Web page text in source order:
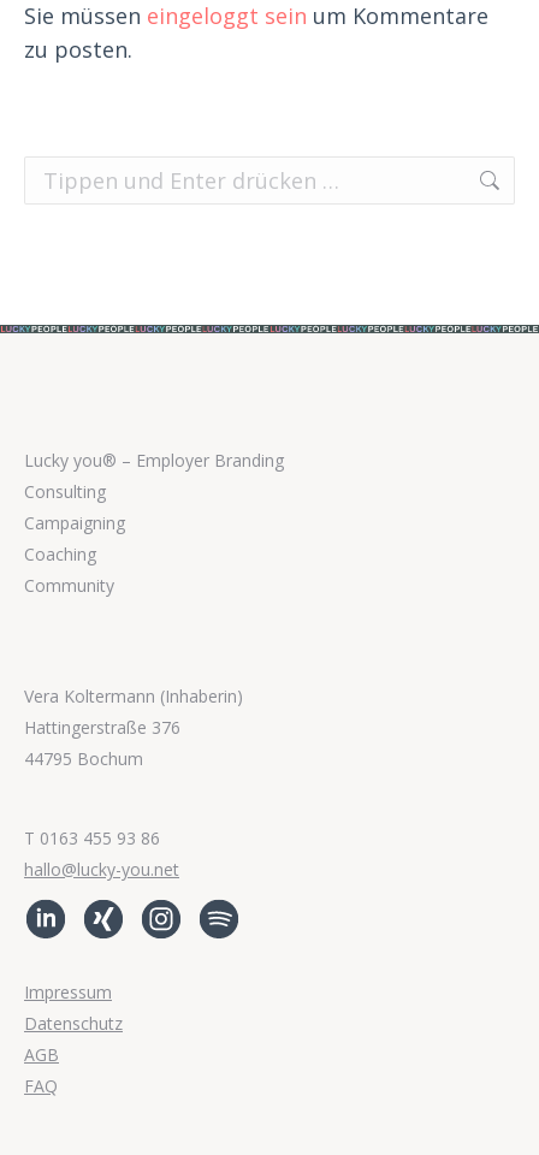
Sie müssen eingeloggt sein um Kommentare
zu posten.
Search:
Lucky you® – Employer Branding
Consulting
Campaigning
Coaching
Community
Vera Koltermann (Inhaberin)
Hattingerstraße 376
44795 Bochum
T 0163 455 93 86
hallo@lucky-you.net
Impressum
Datenschutz
AGB
FAQ